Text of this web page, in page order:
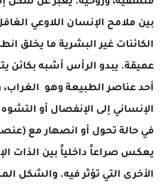
بين ملامح الإنسان اللاوعي
الكائنات غير البشرية ما يخلق
عميقة. يبدو الرأس أشبه بكائن
أحد عناصر الطبيعة وهو الغراب،
الإنساني إلى الإنفصال أو
في حالة تحول أو انصهار مع
يعكس صراعاً داخلياً بين الذات
الأخرى التي تؤثر فيه. والشكل